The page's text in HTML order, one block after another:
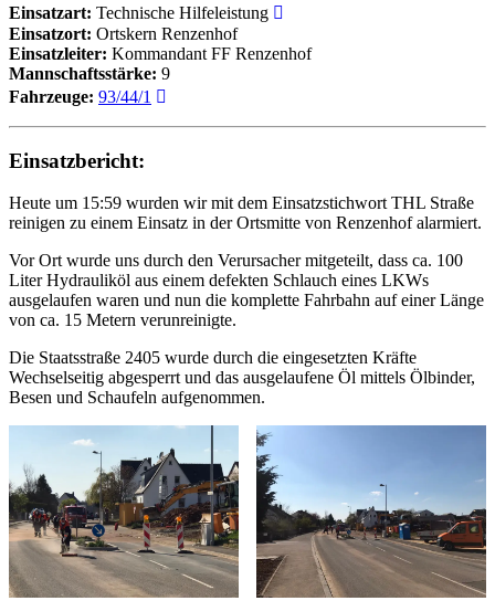
Einsatzart: Technische Hilfeleistung
Einsatzort: Ortskern Renzenhof
Einsatzleiter: Kommandant FF Renzenhof
Mannschaftsstärke: 9
Fahrzeuge: 93/44/1
Einsatzbericht:
Heute um 15:59 wurden wir mit dem Einsatzstichwort THL Straße
reinigen zu einem Einsatz in der Ortsmitte von Renzenhof alarmiert.
Vor Ort wurde uns durch den Verursacher mitgeteilt, dass ca. 100
Liter Hydrauliköl aus einem defekten Schlauch eines LKWs
ausgelaufen waren und nun die komplette Fahrbahn auf einer Länge
von ca. 15 Metern verunreinigte.
Die Staatsstraße 2405 wurde durch die eingesetzten Kräfte
Wechselseitig abgesperrt und das ausgelaufene Öl mittels Ölbinder,
Besen und Schaufeln aufgenommen.